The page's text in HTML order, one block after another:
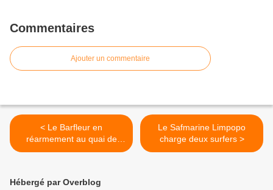
Commentaires
Ajouter un commentaire
< Le Barfleur en
réarmement au quai de
France
Le Safmarine Limpopo
charge deux surfers >
Hébergé par Overblog